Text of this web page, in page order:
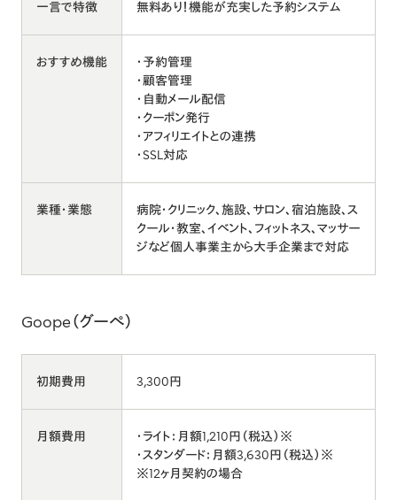
一言で特徴 無料あり！機能が充実した予約システム
おすすめ機能
・予約管理
・顧客管理
・自動メール配信
・クーポン発行
・アフィリエイトとの連携
・SSL対応
業種・業態
病院・クリニック、施設、サロン、宿泊施設、ス
クール・教室、イベント、フィットネス、マッサー
ジなど個人事業主から大手企業まで対応
Goope（グーぺ）
初期費用 3,300円
月額費用
・ライト：月額1,210円（税込）※
・スタンダード：月額3,630円（税込）※
※12ヶ月契約の場合